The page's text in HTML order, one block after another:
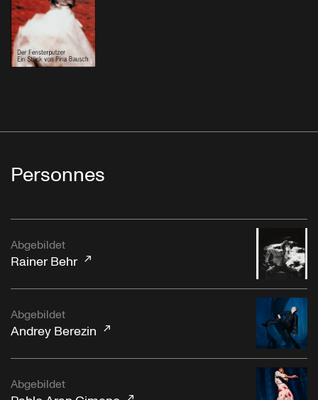
Personnes
Abgebildet
Rainer Behr
Abgebildet
Andrey Berezin
Abgebildet